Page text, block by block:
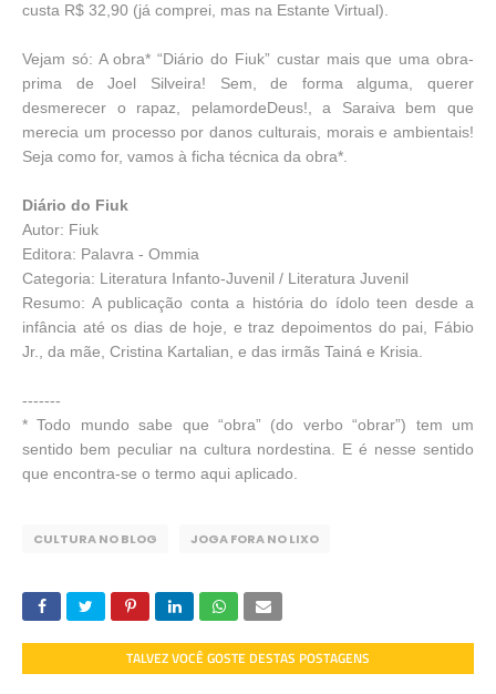
custa R$ 32,90 (já comprei, mas na Estante Virtual).
Vejam só: A obra* “Diário do Fiuk” custar mais que uma obra-
prima de Joel Silveira! Sem, de forma alguma, querer
desmerecer o rapaz, pelamordeDeus!, a Saraiva bem que
merecia um processo por danos culturais, morais e ambientais!
Seja como for, vamos à ficha técnica da obra*.
Diário do Fiuk
Autor: Fiuk
Editora: Palavra - Ommia
Categoria: Literatura Infanto-Juvenil / Literatura Juvenil
Resumo: A publicação conta a história do ídolo teen desde a
infância até os dias de hoje, e traz depoimentos do pai, Fábio
Jr., da mãe, Cristina Kartalian, e das irmãs Tainá e Krisia.
-------
* Todo mundo sabe que “obra” (do verbo “obrar”) tem um
sentido bem peculiar na cultura nordestina. E é nesse sentido
que encontra-se o termo aqui aplicado.
CULTURA NO BLOG JOGA FORA NO LIXO
TALVEZ VOCÊ GOSTE DESTAS POSTAGENS